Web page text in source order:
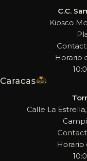
C.C.
Kiosco
Horario
Caracas
Calle La
Horario